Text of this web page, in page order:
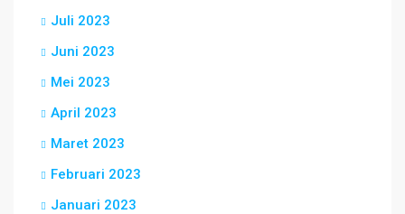
Juli 2023
Juni 2023
Mei 2023
April 2023
Maret 2023
Februari 2023
Januari 2023